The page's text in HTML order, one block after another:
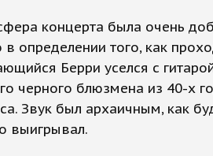
концерта была очень
в определении того, как
Берри уселся с
черного блюзмена из 40-х
Звук был архаичным, как
выигрывал.